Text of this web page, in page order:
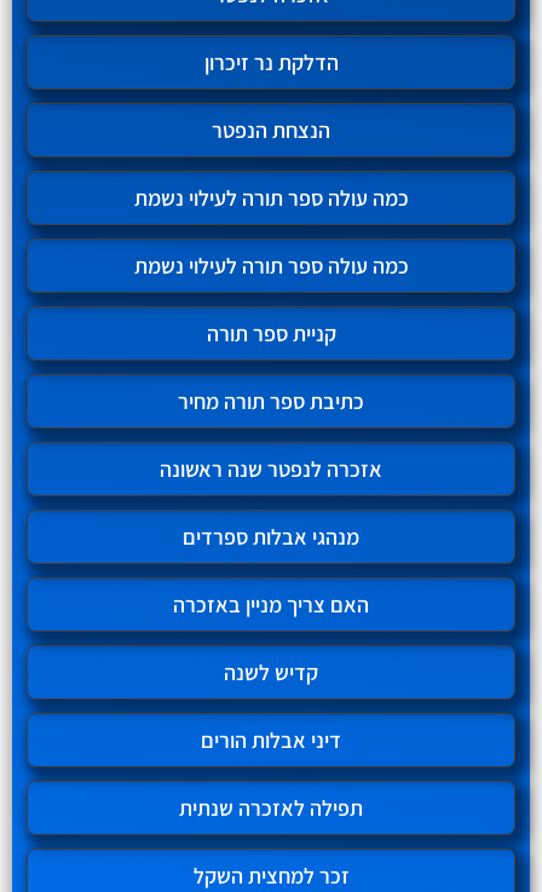
הדלקת נר זיכרון
הנצחת הנפטר
כמה עולה ספר תורה לעילוי נשמת
כמה עולה ספר תורה לעילוי נשמת
קניית ספר תורה
כתיבת ספר תורה מחיר
אזכרה לנפטר שנה ראשונה
מנהגי אבלות ספרדים
האם צריך מניין באזכרה
קדיש לשנה
דיני אבלות הורים
תפילה לאזכרה שנתית
זכר למחצית השקל